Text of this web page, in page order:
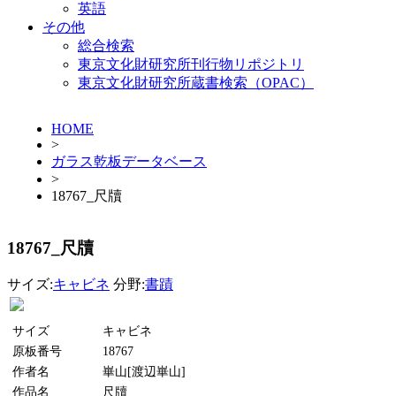
英語
その他
総合検索
東京文化財研究所刊行物リポジトリ
東京文化財研究所蔵書検索（OPAC）
HOME
>
ガラス乾板データベース
>
18767_尺牘
18767_尺牘
サイズ:キャビネ 分野:書蹟
サイズ
キャビネ
原板番号
18767
作者名
崋山[渡辺崋山]
作品名
尺牘